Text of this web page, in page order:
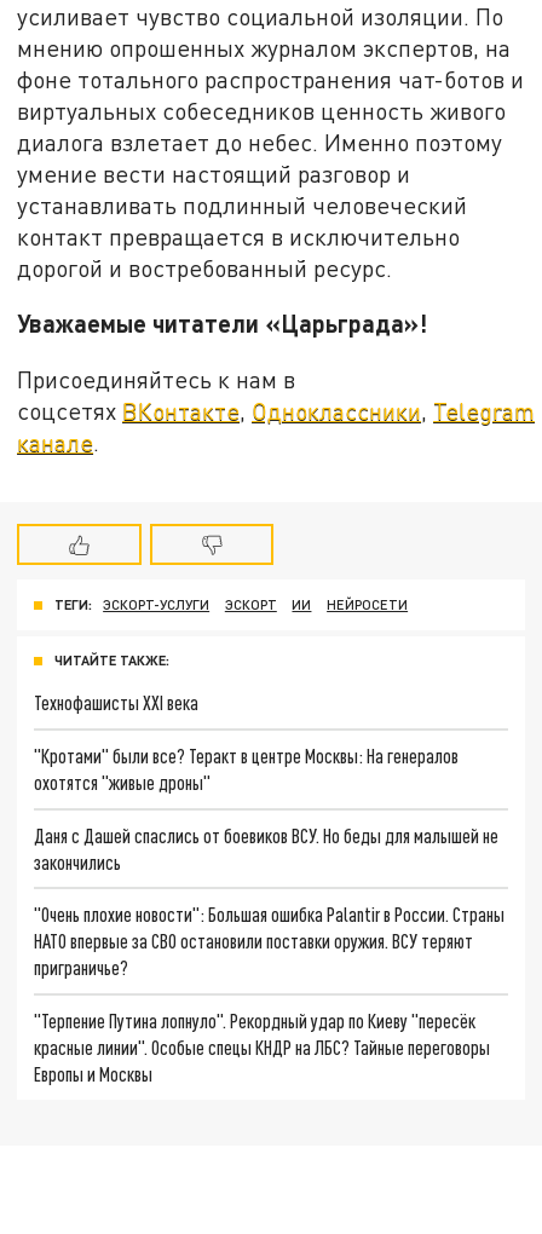
усиливает чувство социальной изоляции. По
мнению опрошенных журналом экспертов, на
фоне тотального распространения чат-ботов и
виртуальных собеседников ценность живого
диалога взлетает до небес. Именно поэтому
умение вести настоящий разговор и
устанавливать подлинный человеческий
контакт превращается в исключительно
дорогой и востребованный ресурс.
Уважаемые читатели «Царьграда»!
Присоединяйтесь к нам в
соцсетях ВКонтакте, Одноклассники, Telegram
канале.
ТЕГИ: ЭСКОРТ-УСЛУГИ ЭСКОРТ ИИ НЕЙРОСЕТИ
ЧИТАЙТЕ ТАКЖЕ:
Технофашисты XXI века
"Кротами" были все? Теракт в центре Москвы: На генералов
охотятся "живые дроны"
Даня с Дашей спаслись от боевиков ВСУ. Но беды для малышей не
закончились
"Очень плохие новости": Большая ошибка Palantir в России. Страны
НАТО впервые за СВО остановили поставки оружия. ВСУ теряют
приграничье?
"Терпение Путина лопнуло". Рекордный удар по Киеву "пересёк
красные линии". Особые спецы КНДР на ЛБС? Тайные переговоры
Европы и Москвы